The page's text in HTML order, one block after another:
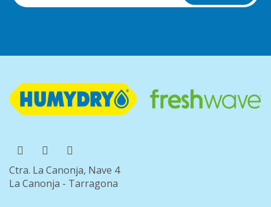
Ctra. La Canonja, Nave 4
La Canonja - Tarragona